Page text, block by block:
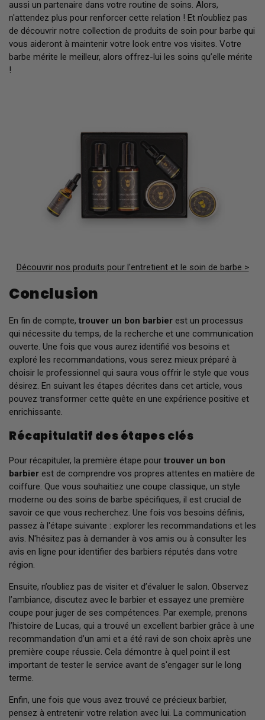
aussi un partenaire dans votre routine de soins. Alors,
n'attendez plus pour renforcer cette relation ! Et n’oubliez pas
de découvrir notre collection de produits de soin pour barbe qui
vous aideront à maintenir votre look entre vos visites. Votre
barbe mérite le meilleur, alors offrez-lui les soins qu’elle mérite
!
Découvrir nos produits pour l'entretient et le soin de barbe >
Conclusion
En fin de compte, trouver un bon barbier est un processus
qui nécessite du temps, de la recherche et une communication
ouverte. Une fois que vous aurez identifié vos besoins et
exploré les recommandations, vous serez mieux préparé à
choisir le professionnel qui saura vous offrir le style que vous
désirez. En suivant les étapes décrites dans cet article, vous
pouvez transformer cette quête en une expérience positive et
enrichissante.
Récapitulatif des étapes clés
Pour récapituler, la première étape pour trouver un bon
barbier est de comprendre vos propres attentes en matière de
coiffure. Que vous souhaitiez une coupe classique, un style
moderne ou des soins de barbe spécifiques, il est crucial de
savoir ce que vous recherchez. Une fois vos besoins définis,
passez à l'étape suivante : explorer les recommandations et les
avis. N'hésitez pas à demander à vos amis ou à consulter les
avis en ligne pour identifier des barbiers réputés dans votre
région.
Ensuite, n’oubliez pas de visiter et d’évaluer le salon. Observez
l’ambiance, discutez avec le barbier et essayez une première
coupe pour juger de ses compétences. Par exemple, prenons
l’histoire de Lucas, qui a trouvé un excellent barbier grâce à une
recommandation d’un ami et a été ravi de son choix après une
première coupe réussie. Cela démontre à quel point il est
important de tester le service avant de s'engager sur le long
terme.
Enfin, une fois que vous avez trouvé ce précieux barbier,
pensez à entretenir votre relation avec lui. La communication